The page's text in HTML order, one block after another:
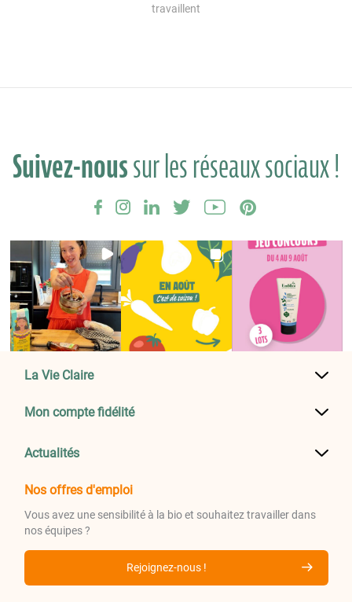
travaillent
Suivez-noussur les réseaux sociaux !
La Vie Claire
Mon compte fidélité
Actualités
Nos offres d'emploi
Vous avez une sensibilité à la bio et souhaitez travailler dans
nos équipes ?
Rejoignez-nous !